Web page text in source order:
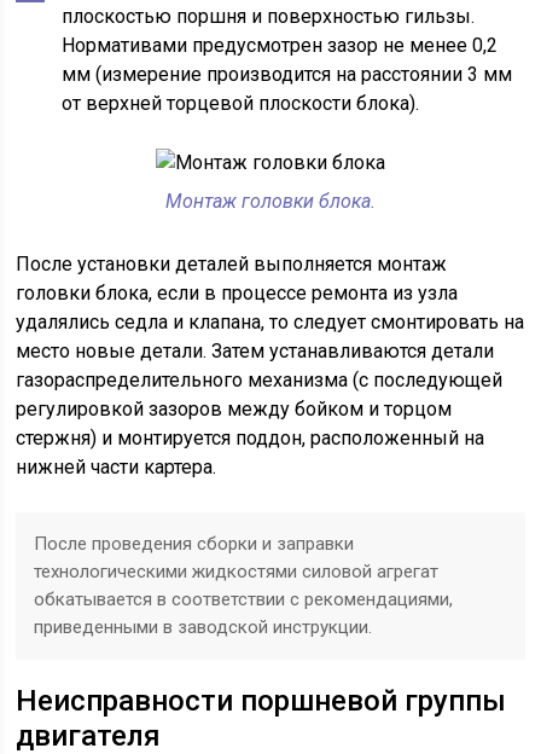
плоскостью поршня и поверхностью гильзы.
Нормативами предусмотрен зазор не менее 0,2
мм (измерение производится на расстоянии 3 мм
от верхней торцевой плоскости блока).
Монтаж головки блока.
После установки деталей выполняется монтаж
головки блока, если в процессе ремонта из узла
удалялись седла и клапана, то следует смонтировать на
место новые детали. Затем устанавливаются детали
газораспределительного механизма (с последующей
регулировкой зазоров между бойком и торцом
стержня) и монтируется поддон, расположенный на
нижней части картера.
После проведения сборки и заправки
технологическими жидкостями силовой агрегат
обкатывается в соответствии с рекомендациями,
приведенными в заводской инструкции.
Неисправности поршневой группы
двигателя